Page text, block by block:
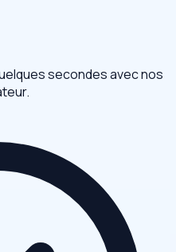
secondes avec nos